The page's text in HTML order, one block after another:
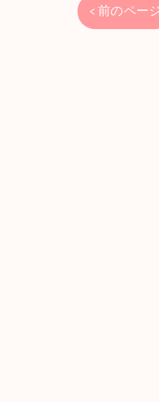
< 前のペー